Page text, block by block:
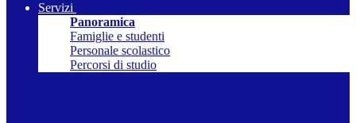
Servizi
Panoramica
Famiglie e studenti
Personale scolastico
Percorsi di studio